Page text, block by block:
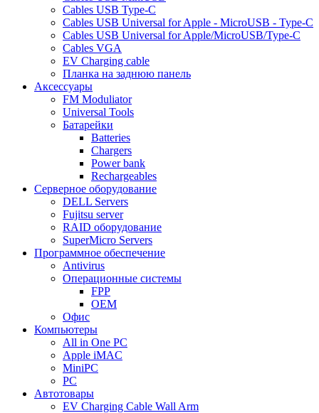
Cables USB Type-C
Cables USB Universal for Apple - MicroUSB - Type-C
Cables USB Universal for Apple/MicroUSB/Type-C
Cables VGA
EV Charging cable
Планка на заднюю панель
Аксессуары
FM Moduliator
Universal Tools
Батарейки
Batteries
Chargers
Power bank
Rechargeables
Серверное оборудование
DELL Servers
Fujitsu server
RAID оборудование
SuperMicro Servers
Программное обеспечение
Antivirus
Операционные системы
FPP
OEM
Офис
Компьютеры
All in One PC
Apple iMAC
MiniPC
PC
Автотовары
EV Charging Cable Wall Arm